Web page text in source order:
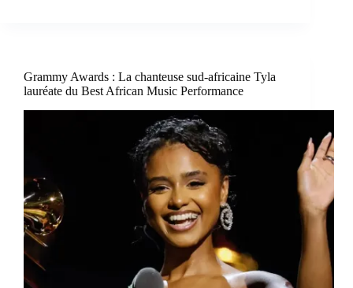
Grammy Awards : La chanteuse sud-africaine Tyla
lauréate du Best African Music Performance